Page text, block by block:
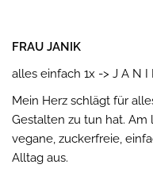
FRAU JANIK
alles einfach 1x -> J A N I
Mein Herz schlägt für
Gestalten zu tun hat.
vegane, zuckerfreie,
Alltag aus.